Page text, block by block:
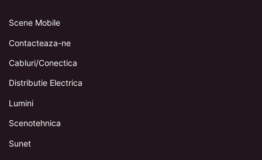
Scene Mobile
Contacteaza-ne
Cabluri/Conectica
Distributie Electrica
Lumini
Scenotehnica
Sunet